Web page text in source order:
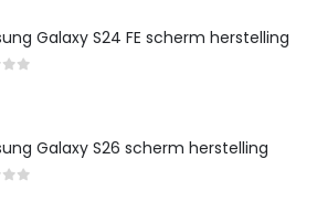
Galaxy S24 FE scherm herstelling
Galaxy S26 scherm herstelling